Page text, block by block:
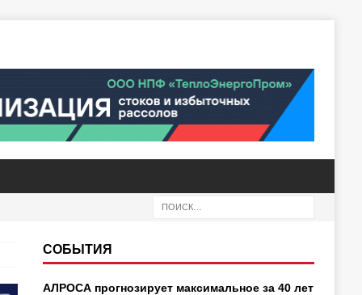
СОБЫТИЯ
АЛРОСА прогнозирует максимальное за 40 лет